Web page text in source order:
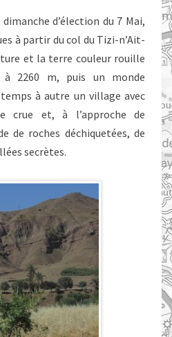
BENHADDOU
d’élection du 7 Mai,
à partir du col du Tizi-n’Ait-
et la terre couleur rouille
à 2260 m, puis un monde
à autre un village avec
crue et, à l’approche de
de roches déchiquetées, de
secrètes.